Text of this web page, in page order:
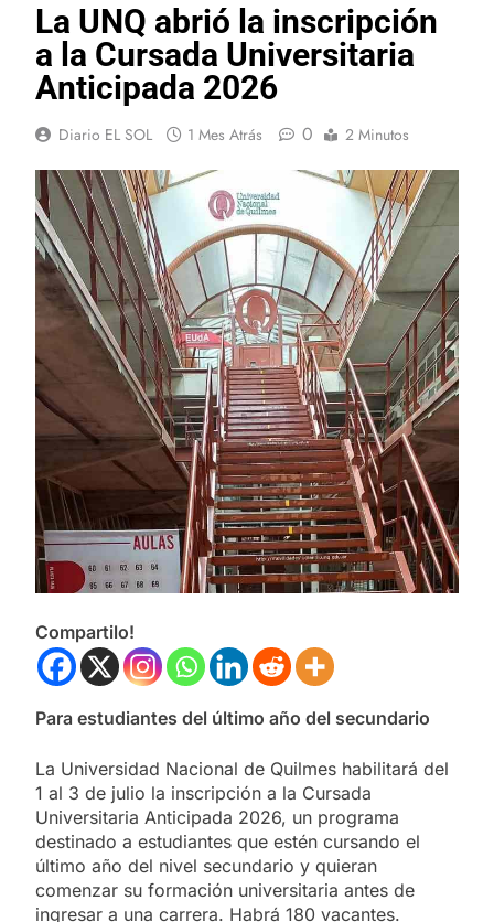
La UNQ abrió la inscripción
a la Cursada Universitaria
Anticipada 2026
Diario EL SOL 1 Mes Atrás 0 2 Minutos
Compartilo!
Para estudiantes del último año del secundario
La Universidad Nacional de Quilmes habilitará del
1 al 3 de julio la inscripción a la Cursada
Universitaria Anticipada 2026, un programa
destinado a estudiantes que estén cursando el
último año del nivel secundario y quieran
comenzar su formación universitaria antes de
ingresar a una carrera. Habrá 180 vacantes.